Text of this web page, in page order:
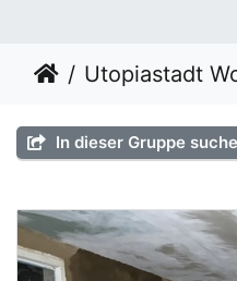
Utopiastadt Workout
In dieser Gruppe